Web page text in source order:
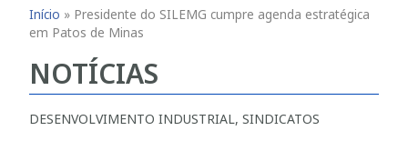
Início » Presidente do SILEMG cumpre agenda estratégica
em Patos de Minas
NOTÍCIAS
DESENVOLVIMENTO INDUSTRIAL,SINDICATOS